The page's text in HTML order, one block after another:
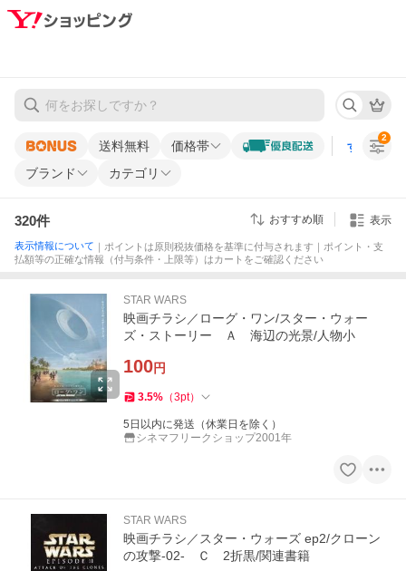
送料無料 価格帯 すべての条
ブランド カテゴリ
2
320件 おすすめ順 表示
表示情報について ｜ポイントは原則税抜価格を基準に付与されます｜ポイント・支
払額等の正確な情報（付与条件・上限等）はカートをご確認ください
STAR WARS
映画チラシ／ローグ・ワン/スター・ウォー
ズ・ストーリー Ａ 海辺の光景/人物小
100円
3.5% （3pt）
5日以内に発送（休業日を除く）
シネマフリークショップ2001年
STAR WARS
映画チラシ／スター・ウォーズ ep2/クローン
の攻撃-02- Ｃ 2折黒/関連書籍